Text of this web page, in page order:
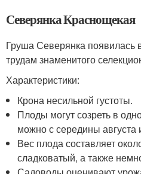
Северянка Краснощекая
Груша Северянка появилась
трудам знаменитого
Характеристики:
Крона несильной густоты.
Плоды могут созреть в
можно с середины
Вес плода составляет
сладковатый, а также